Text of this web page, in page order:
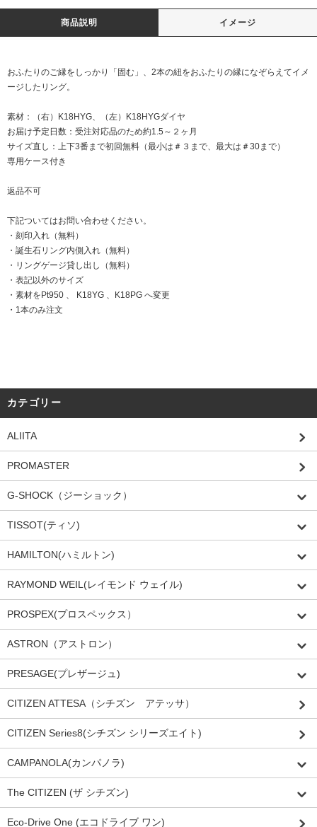
商品説明 イメージ
おふたりのご縁をしっかり「固む」、2本の紐をおふたりの縁になぞらえてイメ
ージしたリング。
素材：（右）K18HYG、（左）K18HYGダイヤ
お届け予定日数：受注対応品のため約1.5～２ヶ月
サイズ直し：上下3番まで初回無料（最小は＃３まで、最大は＃30まで）
専用ケース付き
返品不可
下記ついてはお問い合わせください。
・刻印入れ（無料）
・誕生石リング内側入れ（無料）
・リングゲージ貸し出し（無料）
・表記以外のサイズ
・素材をPt950 、 K18YG 、K18PG へ変更
・1本のみ注文
カテゴリー
ALIITA
PROMASTER
G-SHOCK（ジーショック）
TISSOT(ティソ)
HAMILTON(ハミルトン)
RAYMOND WEIL(レイモンド ウェイル)
PROSPEX(プロスペックス）
ASTRON（アストロン）
PRESAGE(プレザージュ)
CITIZEN ATTESA（シチズン アテッサ）
CITIZEN Series8(シチズン シリーズエイト)
CAMPANOLA(カンパノラ)
The CITIZEN (ザ シチズン)
Eco-Drive One (エコドライブ ワン)